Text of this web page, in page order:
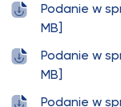
Podanie w
MB]
Podanie w
MB]
Podanie w